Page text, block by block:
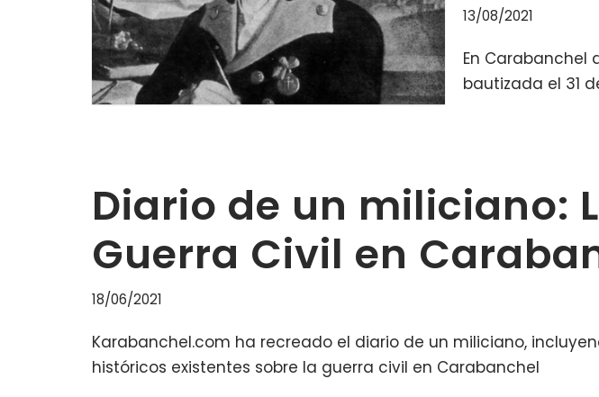
13/08/2021
En Carabanchel
bautizada el 31
Diario de un miliciano:
Guerra Civil en
18/06/2021
Karabanchel.com ha recreado el diario de un miliciano,
históricos existentes sobre la guerra civil en Carabanchel